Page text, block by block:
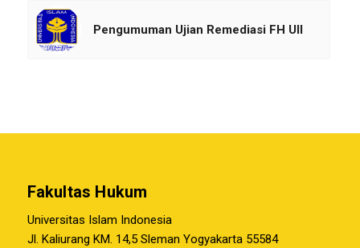
Pengumuman Ujian Remediasi FH UII
Fakultas Hukum
Universitas Islam Indonesia
Jl. Kaliurang KM. 14,5 Sleman Yogyakarta 55584